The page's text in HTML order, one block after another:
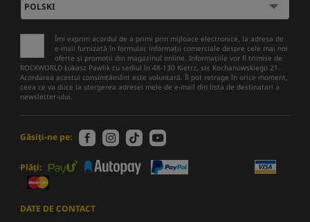
Îmi exprim acordul de a primi prin mijloace electronice, la adresa de
e-mail furnizată în formular, informații comerciale despre cele mai noi
oferte și promoții din magazinul online. Informațiile vor fi trimise de
ROCKWORLD Łukasz Pawlik cu sediul în 48-130 Kietrz, str. Kochanowskiego 21.
Acordarea acestui consimțământ este voluntară. Îl pot retrage în orice moment,
ceea ce va duce la ștergerea adresei mele de e-mail din lista de destinatari a
newsletter-ului.
Găsiți-ne pe:
Plăți:
DATE DE CONTACT